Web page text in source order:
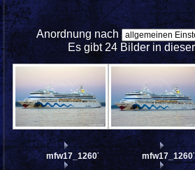
Anordnung nach
Es gibt 24 Bilder in
mfw17_126076